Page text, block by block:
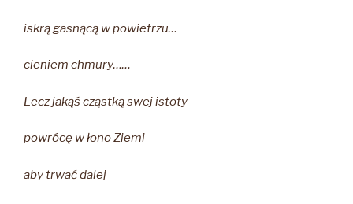
iskrą gasnącą w powietrzu…
cieniem chmury……
Lecz jakąś cząstką swej istoty
powrócę w łono Ziemi
aby trwać dalej